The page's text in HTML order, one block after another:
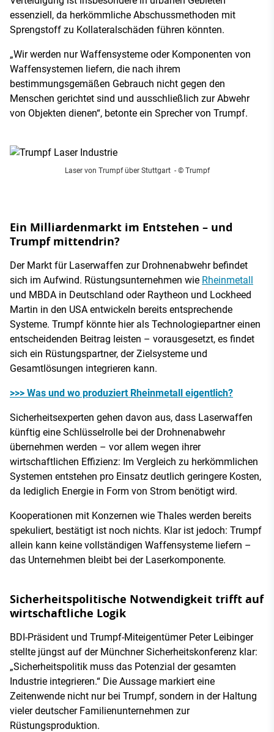
essenziell, da herkömmliche Abschussmethoden mit
Sprengstoff zu Kollateralschäden führen könnten.
„Wir werden nur Waffensysteme oder Komponenten von
Waffensystemen liefern, die nach ihrem
bestimmungsgemäßen Gebrauch nicht gegen den
Menschen gerichtet sind und ausschließlich zur Abwehr
von Objekten dienen“, betonte ein Sprecher von Trumpf.
Laser von Trumpf über Stuttgart - © Trumpf
Ein Milliardenmarkt im Entstehen – und
Trumpf mittendrin?
Der Markt für Laserwaffen zur Drohnenabwehr befindet
sich im Aufwind. Rüstungsunternehmen wie Rheinmetall
und MBDA in Deutschland oder Raytheon und Lockheed
Martin in den USA entwickeln bereits entsprechende
Systeme. Trumpf könnte hier als Technologiepartner einen
entscheidenden Beitrag leisten – vorausgesetzt, es findet
sich ein Rüstungspartner, der Zielsysteme und
Gesamtlösungen integrieren kann.
>>> Was und wo produziert Rheinmetall eigentlich?
Sicherheitsexperten gehen davon aus, dass Laserwaffen
künftig eine Schlüsselrolle bei der Drohnenabwehr
übernehmen werden – vor allem wegen ihrer
wirtschaftlichen Effizienz: Im Vergleich zu herkömmlichen
Systemen entstehen pro Einsatz deutlich geringere Kosten,
da lediglich Energie in Form von Strom benötigt wird.
Kooperationen mit Konzernen wie Thales werden bereits
spekuliert, bestätigt ist noch nichts. Klar ist jedoch: Trumpf
allein kann keine vollständigen Waffensysteme liefern –
das Unternehmen bleibt bei der Laserkomponente.
Sicherheitspolitische Notwendigkeit trifft auf
wirtschaftliche Logik
BDI-Präsident und Trumpf-Miteigentümer Peter Leibinger
stellte jüngst auf der Münchner Sicherheitskonferenz klar:
„Sicherheitspolitik muss das Potenzial der gesamten
Industrie integrieren.“ Die Aussage markiert eine
Zeitenwende nicht nur bei Trumpf, sondern in der Haltung
vieler deutscher Familienunternehmen zur
Rüstungsproduktion.